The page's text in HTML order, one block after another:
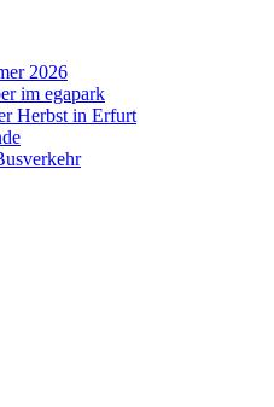
2026
im egapark
Herbst in Erfurt